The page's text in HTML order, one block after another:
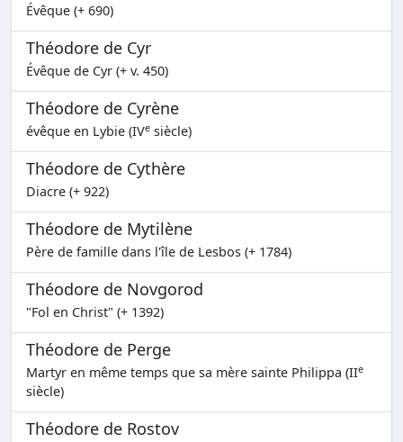
Évêque (+ 690)
Théodore de Cyr
Évêque de Cyr (+ v. 450)
Théodore de Cyrène
évêque en Lybie (IVe siècle)
Théodore de Cythère
Diacre (+ 922)
Théodore de Mytilène
Père de famille dans l'île de Lesbos (+ 1784)
Théodore de Novgorod
"Fol en Christ" (+ 1392)
Théodore de Perge
Martyr en même temps que sa mère sainte Philippa (IIe
siècle)
Théodore de Rostov